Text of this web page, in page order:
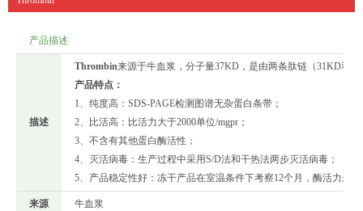
产品描述
描述
Thrombin来源于牛血浆，分子量37KD，是由两条肽链（31KD和
产品特点：
1、纯度高：SDS-PAGE检测图谱无杂蛋白条带；
2、比活高：比活力大于2000单位/mgpr；
3、不含有其他蛋白酶活性；
4、灭活病毒：生产过程中采用S/D法和干热法两步灭活病毒；
5、产品稳定性好：冻干产品在室温条件下考察12个月，酶活力未
来源 牛血浆